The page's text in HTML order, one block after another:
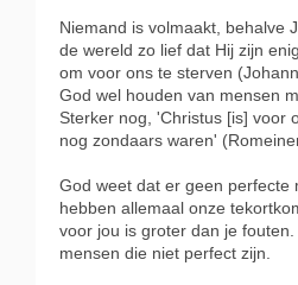
Niemand is volmaakt, behalve
de wereld zo lief dat Hij zijn
om voor ons te sterven
God wel houden van mensen
Sterker nog, 'Christus [is] voor
nog zondaars waren'
God weet dat er geen perfecte
hebben allemaal onze
voor jou is groter dan je
mensen die niet perfect zijn.